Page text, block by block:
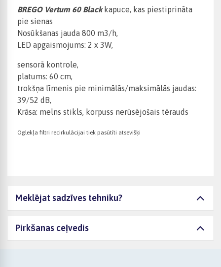
BREGO Vertum 60 Blackkapuce, kas piestiprināta
pie sienas
Nosūkšanas jauda 800 m3/h,
LED apgaismojums: 2 x 3W,
sensorā kontrole,
platums: 60 cm,
trokšņa līmenis pie minimālās/maksimālās jaudas:
39/52 dB,
Krāsa: melns stikls, korpuss nerūsējošais tērauds
Oglekļa filtri recirkulācijai tiek pasūtīti atsevišķi
Meklējat sadzīves tehniku?
Pirkšanas ceļvedis